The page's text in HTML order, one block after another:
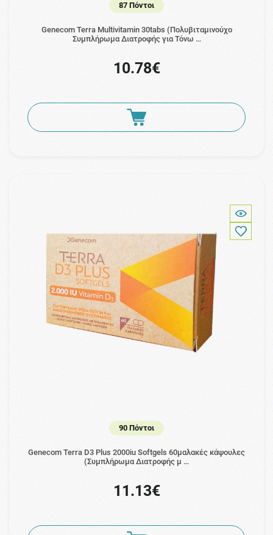
87 Πόντοι
Genecom Terra Multivitamin 30tabs (Πολυβιταμινούχο
Συμπλήρωμα Διατροφής για Τόνω …
10.78€
90 Πόντοι
Genecom Terra D3 Plus 2000iu Softgels 60μαλακές κάψουλες
(Συμπλήρωμα Διατροφής μ …
11.13€